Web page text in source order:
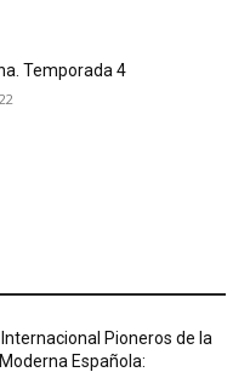
Temporada 4
Pioneros de la
Española: